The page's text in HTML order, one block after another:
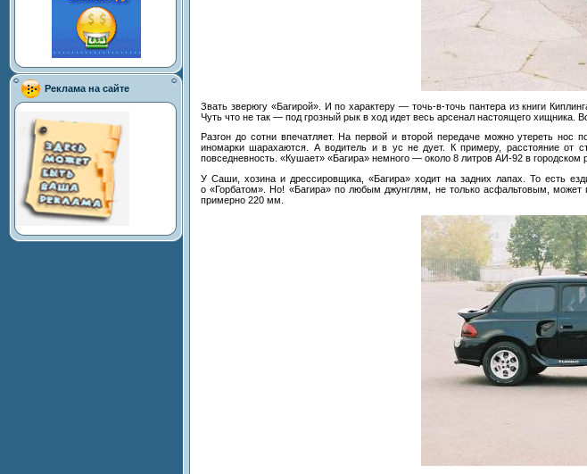
Реклама на сайте
Звать зверюгу «Багирой». И по характеру — точь-в-точьпантера из книги
Чуть что не так — под грозный рык в ход идет весь арсенал настоящего хищника.
Разгон до сотни впечатляет. На первой и второй передаче можно утереть нос
иномарки шарахаются. А водитель и в ус не дует. К примеру, расстояние от
повседневность. «Кушает» «Багира» немного — около 8 литров АИ-92 в городском
У Саши, хозина и дрессировщика, «Багира» ходит на задних лапах. То есть
о «Горбатом» . Но! «Багира»по любым джунглям, не только асфальтовым, может
примерно 220 мм.